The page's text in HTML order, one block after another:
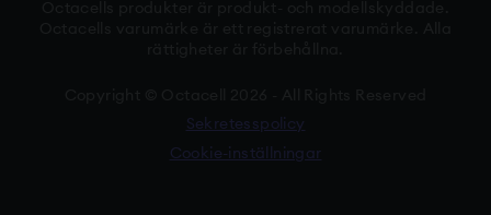
Sekretesspolicy
Cookie-inställningar